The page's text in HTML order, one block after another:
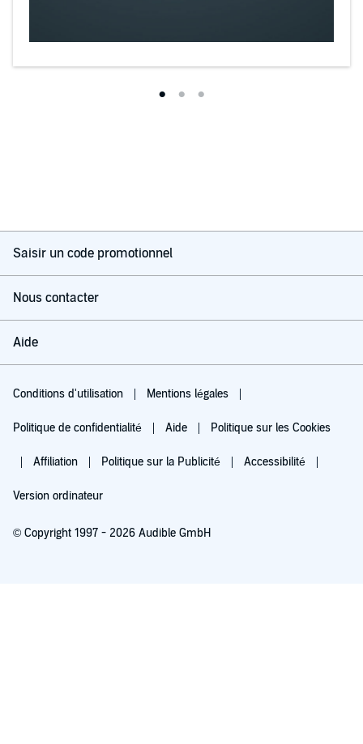
Saisir un code promotionnel
Nous contacter
Aide
Conditions d'utilisation Mentions légales
Politique de confidentialité Aide Politique sur les Cookies
Affiliation Politique sur la Publicité Accessibilité
Version ordinateur
© Copyright 1997 - 2026 Audible GmbH